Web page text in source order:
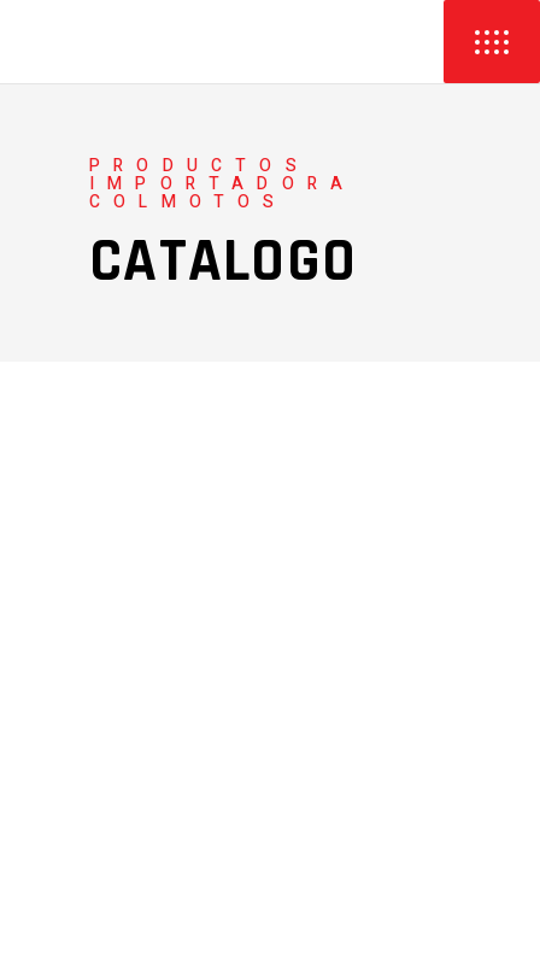
PRODUCTOS
IMPORTADORA
COLMOTOS
CATALOGO